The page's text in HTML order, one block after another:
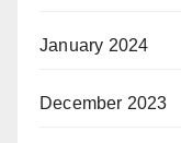
January 2024
December 2023